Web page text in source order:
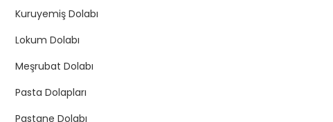
Kuruyemiş Dolabı
Lokum Dolabı
Meşrubat Dolabı
Pasta Dolapları
Pastane Dolabı